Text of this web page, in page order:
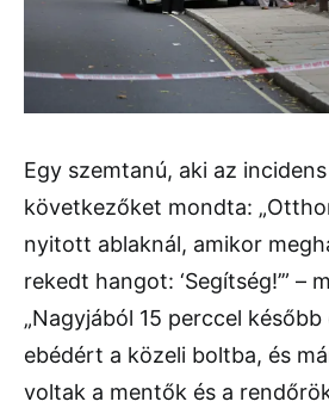
Egy szemtanú, aki az
következőket mondta:
nyitott ablaknál, amikor
rekedt hangot: ‘Segítség!’” –
„Nagyjából 15 perccel
ebédért a közeli boltba, és
voltak a mentők és a